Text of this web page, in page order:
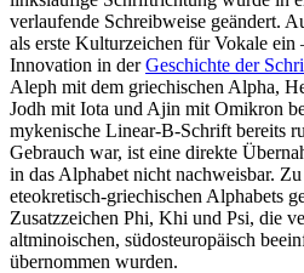
verlaufende Schreibweise geändert.
als erste Kulturzeichen für Vokale ein
Innovation in derGeschichte der
Aleph mit dem griechischen Alpha,
Jodh mit Iota und Ajin mit Omikron
mykenische Linear-B-Schrift bereits
Gebrauch war, ist eine direkte
in das Alphabet nicht nachweisbar.
eteokretisch-griechischen Alphabets
Zusatzzeichen Phi, Khi und Psi, die
altminoischen, südosteuropäisch
übernommen wurden.